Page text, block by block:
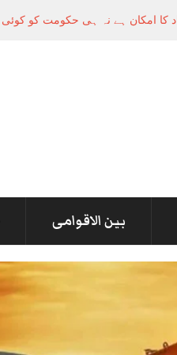
بین الاقوامی